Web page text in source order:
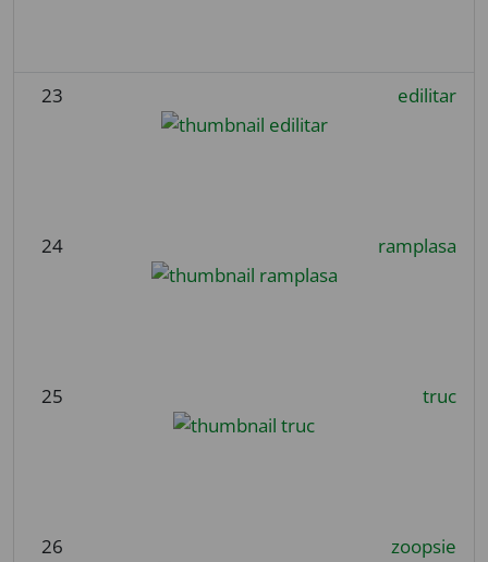
23 edilitar
24 ramplasa
25 truc
26 zoopsie